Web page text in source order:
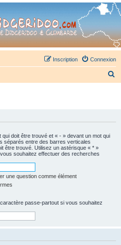
- retrouvez la communauté.
Connexion
Inscription
e
doit être trouvé et « - » devant un mot qui
séparés entre des barres verticales
être trouvé. Utilisez un astérisque « * »
souhaitez effectuer des recherches
une question comme élément
passe-partout si vous souhaitez